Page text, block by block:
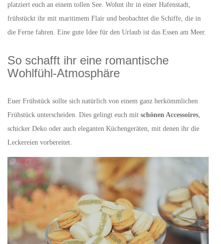
platziert euch an einem tollen See. Wohnt ihr in einer Hafenstadt,
frühstückt ihr mit maritimem Flair und beobachtet die Schiffe, die in
die Ferne fahren. Eine gute Idee für den Urlaub ist das Essen am Meer.
So schafft ihr eine romantische
Wohlfühl-Atmosphäre
Euer Frühstück sollte sich natürlich von einem ganz herkömmlichen
Frühstück unterscheiden. Dies gelingt euch mit schönen Accessoires
schicker Deko oder auch eleganten Küchengeräten, mit denen ihr die
Leckereien vorbereitet.